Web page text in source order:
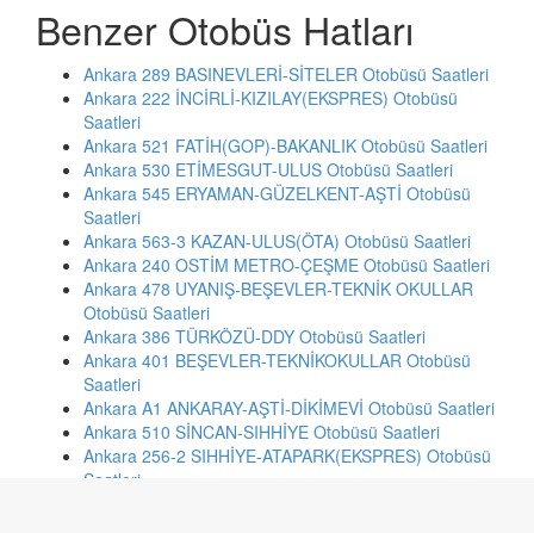
Benzer Otobüs Hatları
Ankara 289 BASINEVLERİ-SİTELER Otobüsü Saatleri
Ankara 222 İNCİRLİ-KIZILAY(EKSPRES) Otobüsü
Saatleri
Ankara 521 FATİH(GOP)-BAKANLIK Otobüsü Saatleri
Ankara 530 ETİMESGUT-ULUS Otobüsü Saatleri
Ankara 545 ERYAMAN-GÜZELKENT-AŞTİ Otobüsü
Saatleri
Ankara 563-3 KAZAN-ULUS(ÖTA) Otobüsü Saatleri
Ankara 240 OSTİM METRO-ÇEŞME Otobüsü Saatleri
Ankara 478 UYANIŞ-BEŞEVLER-TEKNİK OKULLAR
Otobüsü Saatleri
Ankara 386 TÜRKÖZÜ-DDY Otobüsü Saatleri
Ankara 401 BEŞEVLER-TEKNİKOKULLAR Otobüsü
Saatleri
Ankara A1 ANKARAY-AŞTİ-DİKİMEVİ Otobüsü Saatleri
Ankara 510 SİNCAN-SIHHİYE Otobüsü Saatleri
Ankara 256-2 SIHHİYE-ATAPARK(EKSPRES) Otobüsü
Saatleri